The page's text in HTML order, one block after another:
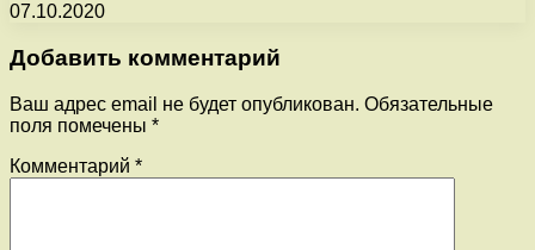
07.10.2020
Добавить комментарий
Ваш адрес email не будет опубликован. Обязательные
поля помечены *
Комментарий *